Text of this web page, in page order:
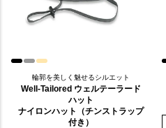
輪郭を美しく魅せるシルエット
Well-Tailored ウェルテーラード
ハット
ナイロンハット（チンストラップ
付き）